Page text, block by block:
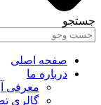
جستجو
صفحه اصلی
درباره ما
معرفی
گالری